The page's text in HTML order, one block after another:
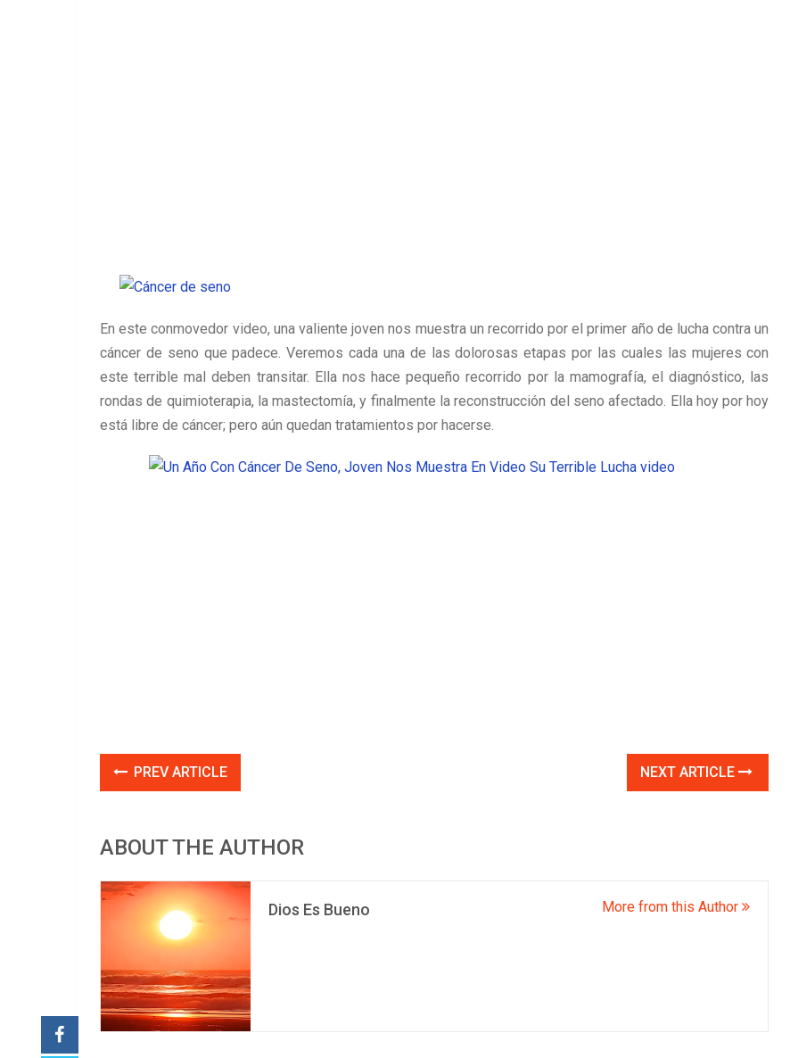
En este conmovedor video, una valiente joven nos muestra un recorrido por el primer año de lucha contra un
cáncer de seno que padece. Veremos cada una de las dolorosas etapas por las cuales las mujeres con
este terrible mal deben transitar. Ella nos hace pequeño recorrido por la mamografía, el diagnóstico, las
rondas de quimioterapia, la mastectomía, y finalmente la reconstrucción del seno afectado. Ella hoy por hoy
está libre de cáncer; pero aún quedan tratamientos por hacerse.
PREV ARTICLE NEXT ARTICLE
ABOUT THE AUTHOR
Dios Es Bueno More from this Author